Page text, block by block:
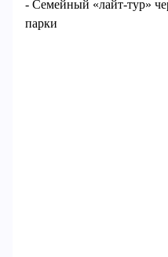
- Семейный «лайт‑тур»
парки